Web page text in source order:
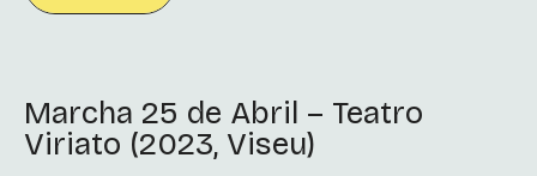
Marcha 25 de Abril – Teatro
Viriato (2023, Viseu)